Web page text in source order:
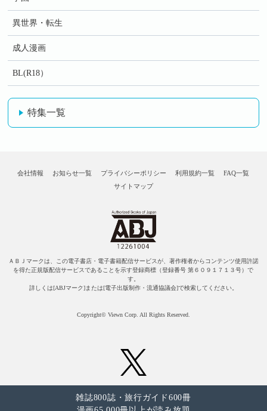
異世界・転生
成人漫画
BL(R18）
特集一覧
会社情報 お知らせ一覧 プライバシーポリシー 利用規約一覧
FAQ一覧
サイトマップ
ＡＢＪマークは、この電子書店・電子書籍配信サービスが、著作権者からコンテンツ使用許諾
を得た正規版配信サービスであることを示す登録商標（登録番号 第６０９１７１３号）で
す。
詳しくは[ABJマーク]または[電子出版制作・流通協議会]で検索してください。
Copyright© Viewn Corp. All Rights Reserved.
雑誌800誌・旅行ガイド600冊